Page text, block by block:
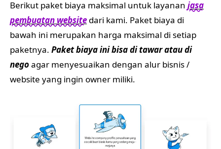
Berikut paket biaya maksimal untuk layanan jasa
pembuatan website dari kami. Paket biaya di
bawah ini merupakan harga maksimal di setiap
paketnya. Paket biaya ini bisa di tawar atau di
negoagar menyesuaikan dengan alur bisnis /
website yang ingin owner miliki.